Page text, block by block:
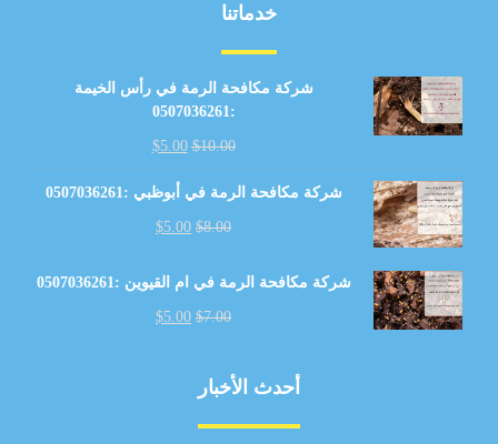
خدماتنا
شركة مكافحة الرمة في رأس الخيمة
:0507036261
$10.00
$5.00
شركة مكافحة الرمة في أبوظبي :0507036261
$8.00
$5.00
شركة مكافحة الرمة في ام القيوين :0507036261
$7.00
$5.00
أحدث الأخبار